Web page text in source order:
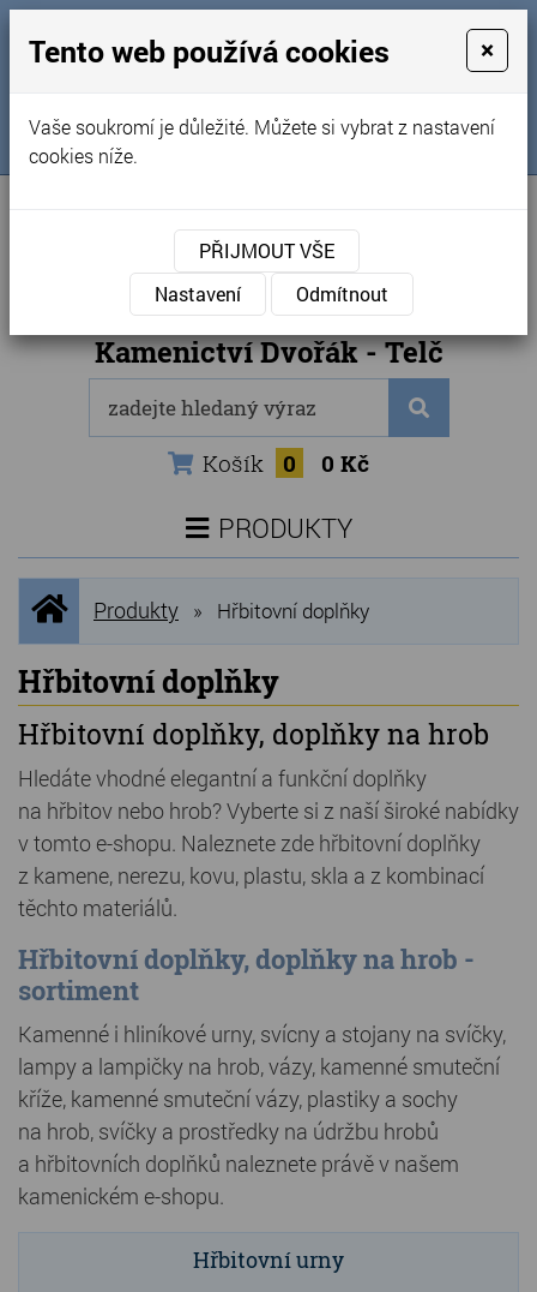
Obchodní podmínky
Kontakty
Naše kamenictví
Sledujte nás na FB
Internetový obchod
Kamenictví Dvořák - Telč
Košík 0 0 Kč
PRODUKTY
NOVINKY
NEJPRODÁVANĚJŠÍ
VÝPRODEJ
Produkty
Grilovací, pečící kameny
Lávové grilovací kameny
Kamenné truhlíky
Doplňky do kuchyně
Hřbitovní doplňky
Zvířecí náhrobky a pomníčky
Kamenné stoly, konferenční stolky
Barevné kamenné drti
Štípané kamenné obklady
Dárkové předměty z přírodního kamene
Úvodní
stránka
Produkty » Hřbitovní doplňky
Hřbitovní doplňky
Hřbitovní doplňky, doplňky na hrob
Hledáte vhodné elegantní a funkční doplňky
na hřbitov nebo hrob? Vyberte si z naší široké nabídky
v tomto e-shopu. Naleznete zde hřbitovní doplňky
z kamene, nerezu, kovu, plastu, skla a z kombinací
těchto materiálů.
Hřbitovní doplňky, doplňky na hrob -
sortiment
Kamenné i hliníkové urny, svícny a stojany na svíčky,
lampy a lampičky na hrob, vázy, kamenné smuteční
kříže, kamenné smuteční vázy, plastiky a sochy
na hrob, svíčky a prostředky na údržbu hrobů
a hřbitovních doplňků naleznete právě v našem
kamenickém e-shopu.
Hřbitovní urny
Tento web používá cookies ×
Vaše soukromí je důležité. Můžete si vybrat z nastavení
cookies níže.
PŘIJMOUT VŠE
Nastavení
Odmítnout